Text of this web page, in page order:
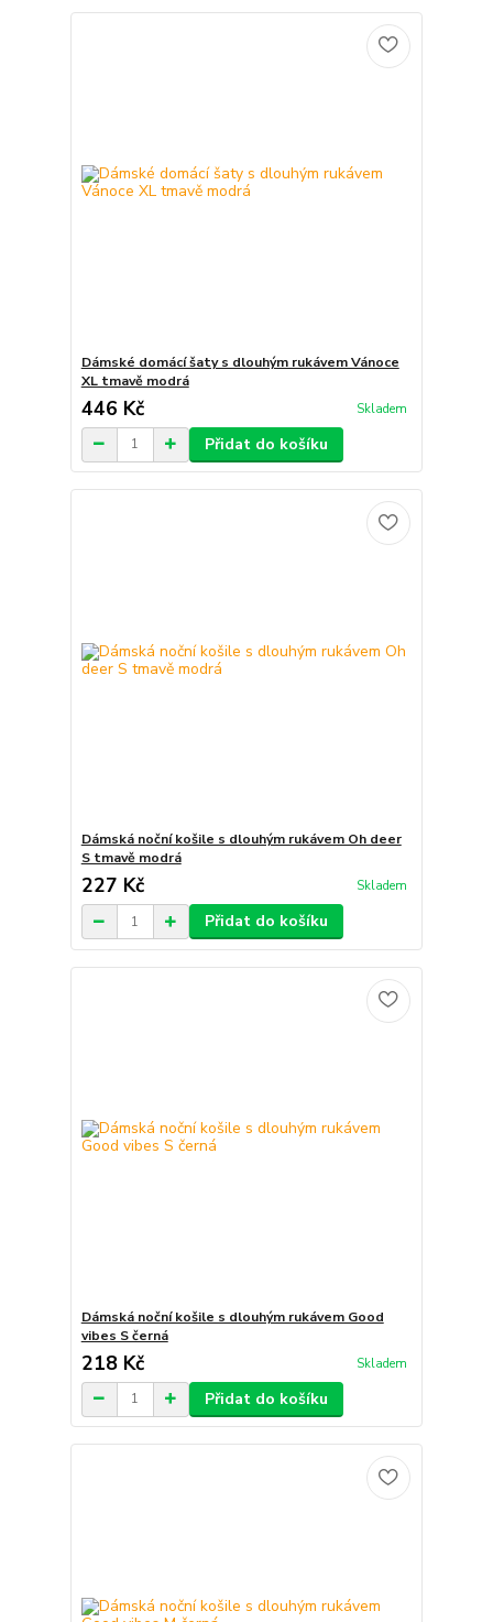
Dámské domácí šaty s dlouhým rukávem Vánoce
XL tmavě modrá
446 Kč Skladem
Přidat do košíku
Dámská noční košile s dlouhým rukávem Oh deer
S tmavě modrá
227 Kč Skladem
Přidat do košíku
Dámská noční košile s dlouhým rukávem Good
vibes S černá
218 Kč Skladem
Přidat do košíku